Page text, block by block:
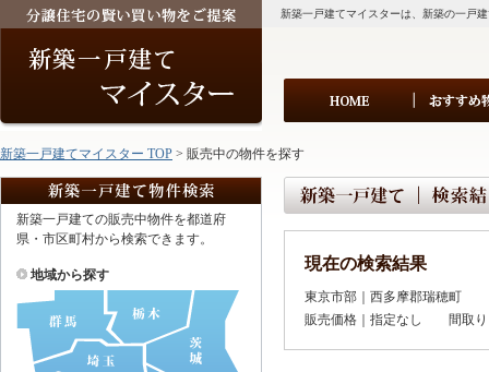
新築一戸建てマイスターは、新築の一戸
新築一戸建てマイスター TOP > 販売中の物件を探す
新築一戸建ての販売中物件を都道府
県・市区町村から検索できます。
地域から探す
現在の検索結果
東京市部｜西多摩郡瑞穂町
販売価格｜指定なし 間取